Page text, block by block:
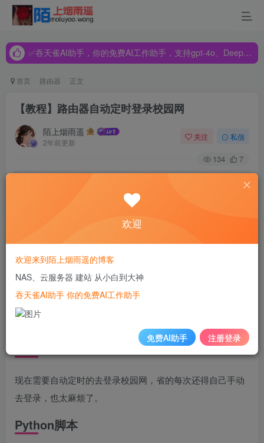
✅吞天雀AI助手，你的免费AI工作助手，支持gpt-4o、DeepSeek、Claude🔥🔥🔥🔥
✅吞天雀AI助手，你的免费AI工作助手，支持gpt-4o、DeepSeek、Claude🔥🔥🔥🔥
首页 路由器 正文
【教程】路由器自动定时登录校园网
陌上烟雨遥
2年前更新
关注 私信
134 7
Python脚本
Shell脚本(推荐)
路由器挂机
现在需要自动定时的去登录校园网，省的每次还得自己手动
去登录，也太麻烦了。
Python脚本
欢迎
欢迎来到陌上烟雨遥的博客
NAS、云服务器 建站 从小白到大神
吞天雀AI助手 你的免费AI工作助手
免费AI助手 注册登录